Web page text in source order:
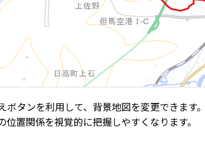
タンを利用して、背景地図を変更できま
置関係を視覚的に把握しやすくなります。